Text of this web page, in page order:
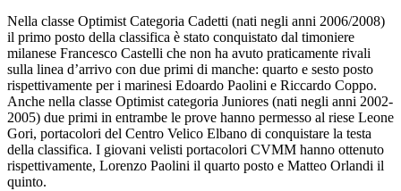
Nella classe Optimist Categoria Cadetti (nati negli anni 2006/2008)
il primo posto della classifica è stato conquistato dal timoniere
milanese Francesco Castelli che non ha avuto praticamente rivali
sulla linea d’arrivo con due primi di manche: quarto e sesto posto
rispettivamente per i marinesi Edoardo Paolini e Riccardo Coppo.
Anche nella classe Optimist categoria Juniores (nati negli anni 2002-
2005) due primi in entrambe le prove hanno permesso al riese Leone
Gori, portacolori del Centro Velico Elbano di conquistare la testa
della classifica. I giovani velisti portacolori CVMM hanno ottenuto
rispettivamente, Lorenzo Paolini il quarto posto e Matteo Orlandi il
quinto.